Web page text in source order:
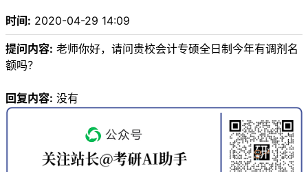
时间: 2020-04-29 14:09
提问内容: 老师你好，请问贵校会计专硕全日制今年有调剂名
额吗？
回复内容: 没有